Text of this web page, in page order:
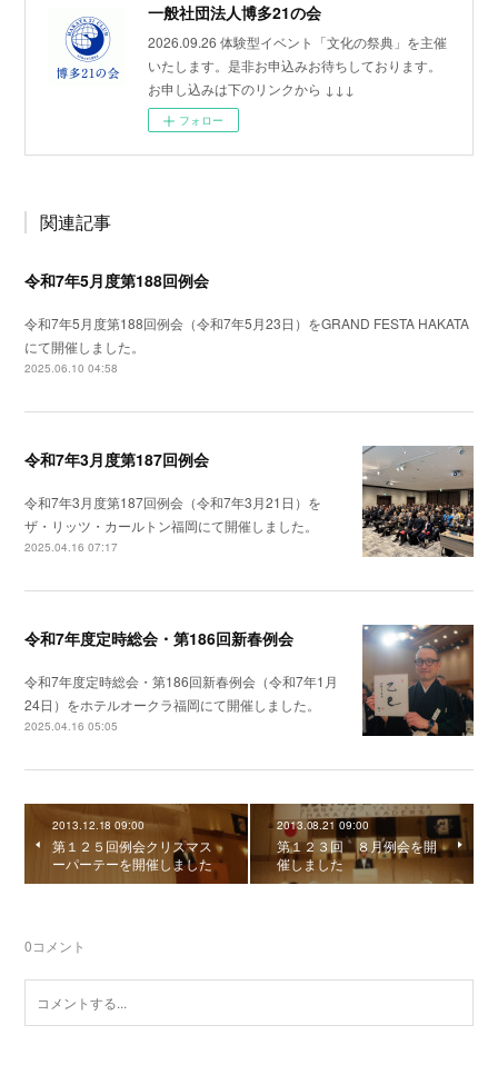
一般社団法人博多21の会
2026.09.26 体験型イベント「文化の祭典」を主催
いたします。是非お申込みお待ちしております。
お申し込みは下のリンクから ↓↓↓
フォロー
関連記事
令和7年5月度第188回例会
令和7年5月度第188回例会（令和7年5月23日）をGRAND FESTA HAKATA
にて開催しました。
2025.06.10 04:58
令和7年3月度第187回例会
令和7年3月度第187回例会（令和7年3月21日）を
ザ・リッツ・カールトン福岡にて開催しました。
2025.04.16 07:17
令和7年度定時総会・第186回新春例会
令和7年度定時総会・第186回新春例会（令和7年1月
24日）をホテルオークラ福岡にて開催しました。
2025.04.16 05:05
2013.12.18 09:00
第１２５回例会クリスマス
ーパーテーを開催しました
2013.08.21 09:00
第１２３回 ８月例会を開
催しました
0コメント